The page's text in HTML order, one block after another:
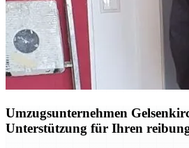
Umzugsunternehmen
Unterstützung für Ihren